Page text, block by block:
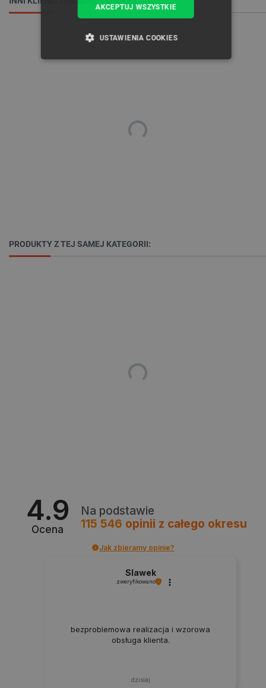
PRODUKTY Z TEJ SAMEJ KATEGORII:
4.9
Ocena
Na podstawie
115 546 opinii z całego okresu
Jak zbieramy opinie?
Slawek
zweryfikowano
bezproblemowa realizacja i wzorowa
obsługa klienta.
dzisiaj
AKCEPTUJ WSZYSTKIE
USTAWIENIA COOKIES
FUNKCJONALNOŚĆ
Bez niezbędnych plików cookie nie można
VISITOR_PRIVACY_METADATA